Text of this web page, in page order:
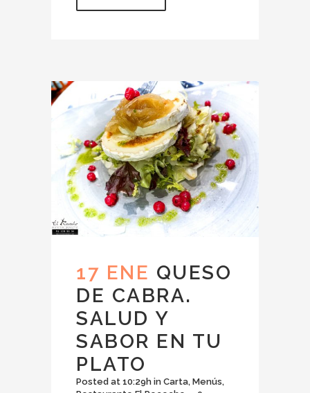
17 ENE QUESO
DE CABRA.
SALUD Y
SABOR EN TU
PLATO
Posted at 10:29h in Carta, Menús,